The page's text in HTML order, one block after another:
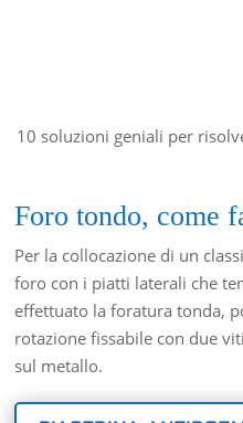
10 soluzioni geniali per
Foro tondo, come
Per la collocazione di un
foro con i piatti laterali che
effettuato la foratura tonda,
rotazione fissabile con due
sul metallo.